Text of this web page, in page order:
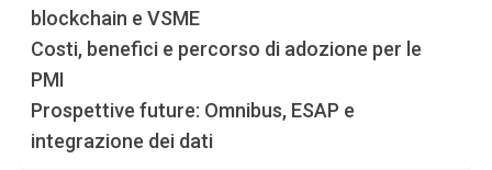
blockchain e VSME
Costi, benefici e percorso di adozione per le
PMI
Prospettive future: Omnibus, ESAP e
integrazione dei dati